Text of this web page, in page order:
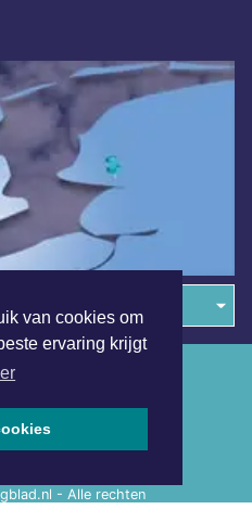
van cookies om
ervaring krijgt
- Alle rechten